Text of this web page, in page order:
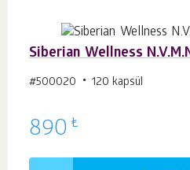
Siberian Wellness
#500020 120 kapsül
890 ₺